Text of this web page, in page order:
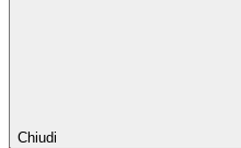
Chiudi